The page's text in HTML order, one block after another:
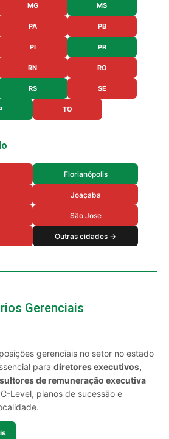
MG MS
PA PB
PI PR
RN RO
RS SE
TO
Florianópolis
Joaçaba
São Jose
Outras cidades →
Gerenciais
gerenciais no setor no estado
para diretores executivos,
de remuneração executiva
Level, planos de sucessão e